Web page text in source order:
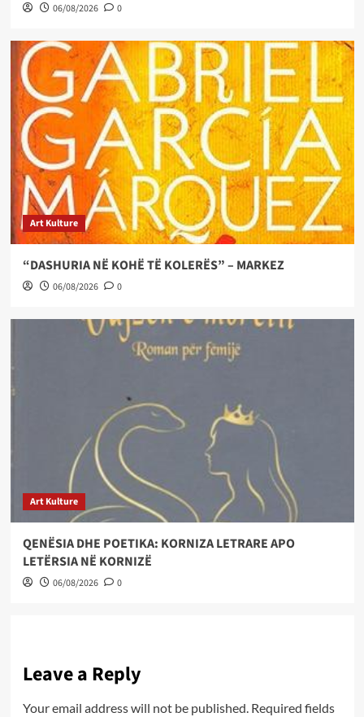
06/08/2026 0
Art Kulture
“DASHURIA NË KOHË TË KOLERËS” – MARKEZ
06/08/2026 0
Art Kulture
QENËSIA DHE POETIKA: KORNIZA LETRARE APO
LETËRSIA NË KORNIZË
06/08/2026 0
Leave a Reply
Your email address will not be published. Required fields